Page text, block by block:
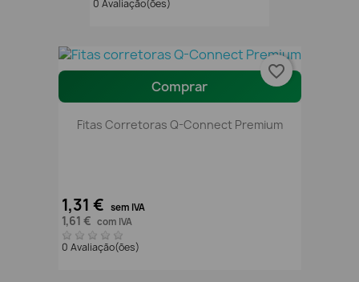
0 Avaliação(ões)
Comprar
Fitas Corretoras Q-Connect Premium
1,31 € sem IVA
1,61 € com IVA
0 Avaliação(ões)
favorite_border